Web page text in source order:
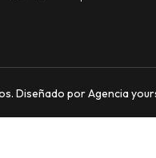
Diseñado por Agencia